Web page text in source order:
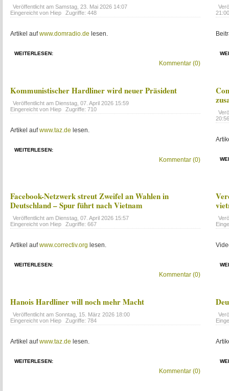
Veröffentlicht am Samstag, 23. Mai 2026 14:07
Eingereicht von Hiep
Zugriffe: 448
Artikel aufwww.domradio.de lesen.
WEITERLESEN:
Kommentar (0)
Kommunistischer Hardliner wird neuer Präsident
Veröffentlicht am Dienstag, 07. April 2026 15:59
Eingereicht von Hiep
Zugriffe: 710
Artikel aufwww.taz.de lesen.
WEITERLESEN:
Kommentar (0)
Facebook-Netzwerk streut Zweifel an Wahlen in
Deutschland – Spur führt nach Vietnam
Veröffentlicht am Dienstag, 07. April 2026 15:57
Eingereicht von Hiep
Zugriffe: 667
Artikel aufwww.correctiv.org lesen.
WEITERLESEN:
Kommentar (0)
Hanois Hardliner will noch mehr Macht
Veröffentlicht am Sonntag, 15. März 2026 18:00
Eingereicht von Hiep
Zugriffe: 784
Artikel aufwww.taz.de lesen.
WEITERLESEN:
Kommentar (0)